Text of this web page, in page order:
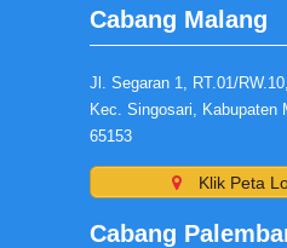
Cabang Malang
Jl. Segaran 1, RT.01/
Kec. Singosari, Kabupaten
65153
Klik Peta
Cabang